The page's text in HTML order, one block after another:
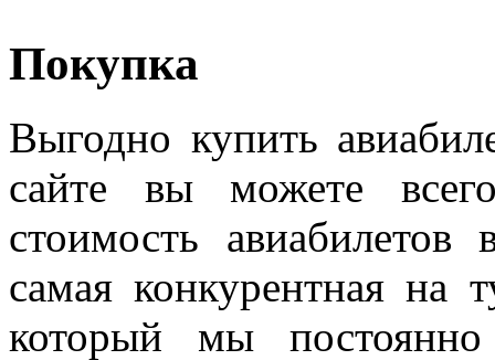
Покупка
Выгодно купить
сайте вы можете
стоимость
самая конкурентная на
который мы